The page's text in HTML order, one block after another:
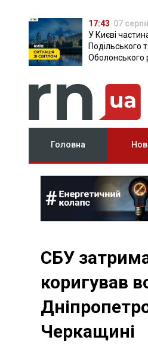
17:43 07
У Києві
Подільського
Оболонського
Головна
СБУ
коригував
Черкащині